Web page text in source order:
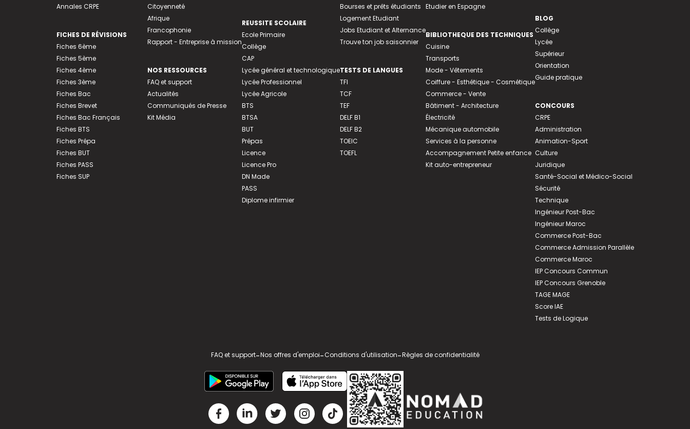
Annales CRPE
FICHES DE RÉVISIONS
Fiches 6ème
Fiches 5ème
Fiches 4ème
Fiches 3ème
Fiches Bac
Fiches Brevet
Fiches Bac Français
Fiches BTS
Fiches Prépa
Fiches BUT
Fiches PASS
Fiches SUP
Citoyenneté
Afrique
Francophonie
Rapport - Entreprise à mission
NOS RESSOURCES
FAQ et support
Actualités
Communiqués de Presse
Kit Média
REUSSITE SCOLAIRE
Ecole Primaire
Collège
CAP
Lycée général et technologique
Lycée Professionnel
Lycée Agricole
BTS
BTSA
BUT
Prépas
Licence
Licence Pro
DN Made
PASS
Diplome infirmier
Bourses et prêts étudiants
Logement Etudiant
Jobs Etudiant et Alternance
Trouve ton job saisonnier
TESTS DE LANGUES
TFI
TCF
TEF
DELF B1
DELF B2
TOEIC
TOEFL
Etudier en Espagne
BIBLIOTHEQUE DES TECHNIQUES
Cuisine
Transports
Mode - Vêtements
Coiffure - Esthétique - Cosmétique
Commerce - Vente
Bâtiment - Architecture
Électricité
Mécanique automobile
Services à la personne
Accompagnement Petite enfance
Kit auto-entrepreneur
BLOG
Collège
Lycée
Supérieur
Orientation
Guide pratique
CONCOURS
CRPE
Administration
Animation-Sport
Culture
Juridique
Santé-Social et Médico-Social
Sécurité
Technique
Ingénieur Post-Bac
Ingénieur Maroc
Commerce Post-Bac
Commerce Admission Parallèle
Commerce Maroc
IEP Concours Commun
IEP Concours Grenoble
TAGE MAGE
Score IAE
Tests de Logique
FAQ et support-Nos offres d'emploi-Conditions d'utilisation-Règles de confidentialité